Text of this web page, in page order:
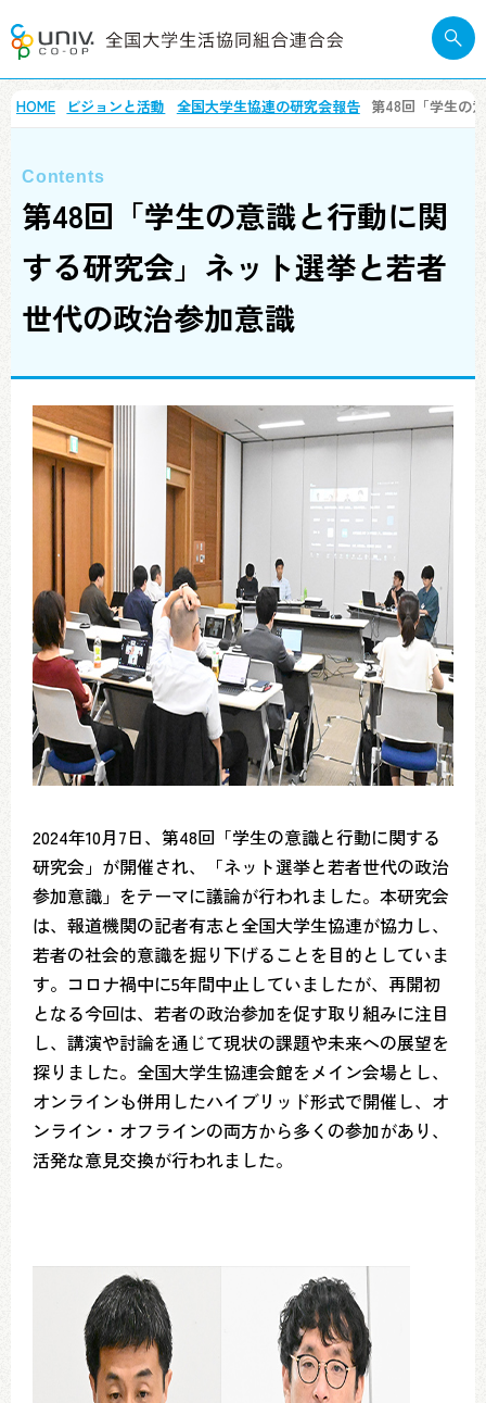
HOME ビジョンと活動 全国大学生協連の研究会報告 第48回「学生の
第48回「学生の意識と行動に関
する研究会」ネット選挙と若者
世代の政治参加意識
2024年10月7日、第48回「学生の意識と行動に関する
研究会」が開催され、「ネット選挙と若者世代の政治
参加意識」をテーマに議論が行われました。本研究会
は、報道機関の記者有志と全国大学生協連が協力し、
若者の社会的意識を掘り下げることを目的としていま
す。コロナ禍中に5年間中止していましたが、再開初
となる今回は、若者の政治参加を促す取り組みに注目
し、講演や討論を通じて現状の課題や未来への展望を
探りました。全国大学生協連会館をメイン会場とし、
オンラインも併用したハイブリッド形式で開催し、オ
ンライン・オフラインの両方から多くの参加があり、
活発な意見交換が行われました。